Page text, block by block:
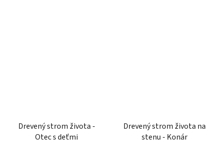
Drevený strom života -
Otec s deťmi
Drevený strom života na
stenu - Konár